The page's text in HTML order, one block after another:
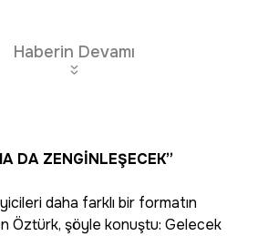
Haberin Devamı
DA ZENGİNLEŞECEK”
daha farklı bir formatın
Öztürk, şöyle konuştu: Gelecek